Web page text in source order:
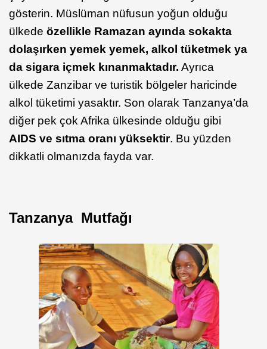
gösterin. Müslüman nüfusun yoğun olduğu
ülkede özellikle Ramazan ayında sokakta
dolaşırken yemek yemek, alkol tüketmek ya
da sigara içmek kınanmaktadır. Ayrıca
ülkede Zanzibar ve turistik bölgeler haricinde
alkol tüketimi yasaktır. Son olarak Tanzanya’da
diğer pek çok Afrika ülkesinde olduğu gibi
AIDS ve sıtma oranı yüksektir. Bu yüzden
dikkatli olmanızda fayda var.
Tanzanya Mutfağı